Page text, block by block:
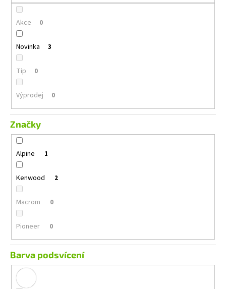
Akce 0
Novinka 3
Tip 0
Výprodej 0
Značky
Alpine 1
Kenwood 2
Macrom 0
Pioneer 0
Barva podsvícení
m
GROUND
ZERO
165.2
1
690
Kč
Původně:
490
Kč